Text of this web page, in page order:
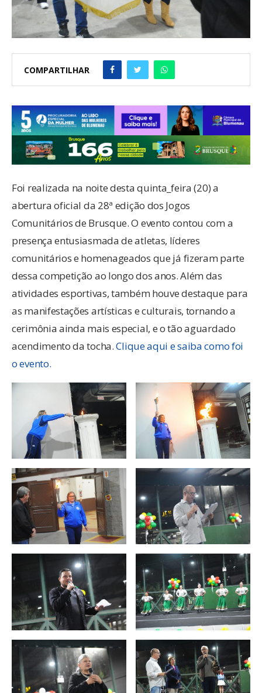
COMPARTILHAR
Foi realizada na noite desta quinta_feira (20) a
abertura oficial da 28ª edição dos Jogos
Comunitários de Brusque. O evento contou com a
presença entusiasmada de atletas, líderes
comunitários e homenageados que já fizeram parte
dessa competição ao longo dos anos. Além das
atividades esportivas, também houve destaque para
as manifestações artísticas e culturais, tornando a
cerimônia ainda mais especial, e o tão aguardado
acendimento da tocha.Clique aqui e saiba como foi
o evento.